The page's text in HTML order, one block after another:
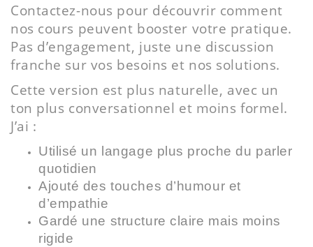
Contactez-nous pour découvrir comment
nos cours peuvent booster votre pratique.
Pas d’engagement, juste une discussion
franche sur vos besoins et nos solutions.
Cette version est plus naturelle, avec un
ton plus conversationnel et moins formel.
J’ai :
Utilisé un langage plus proche du parler
quotidien
Ajouté des touches d’humour et
d’empathie
Gardé une structure claire mais moins
rigide